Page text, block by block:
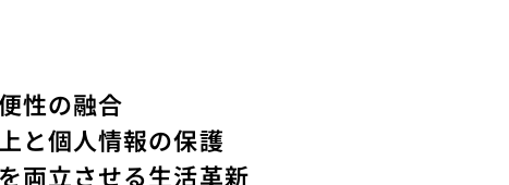
性の融合
と個人情報の保護
両立させる生活革新